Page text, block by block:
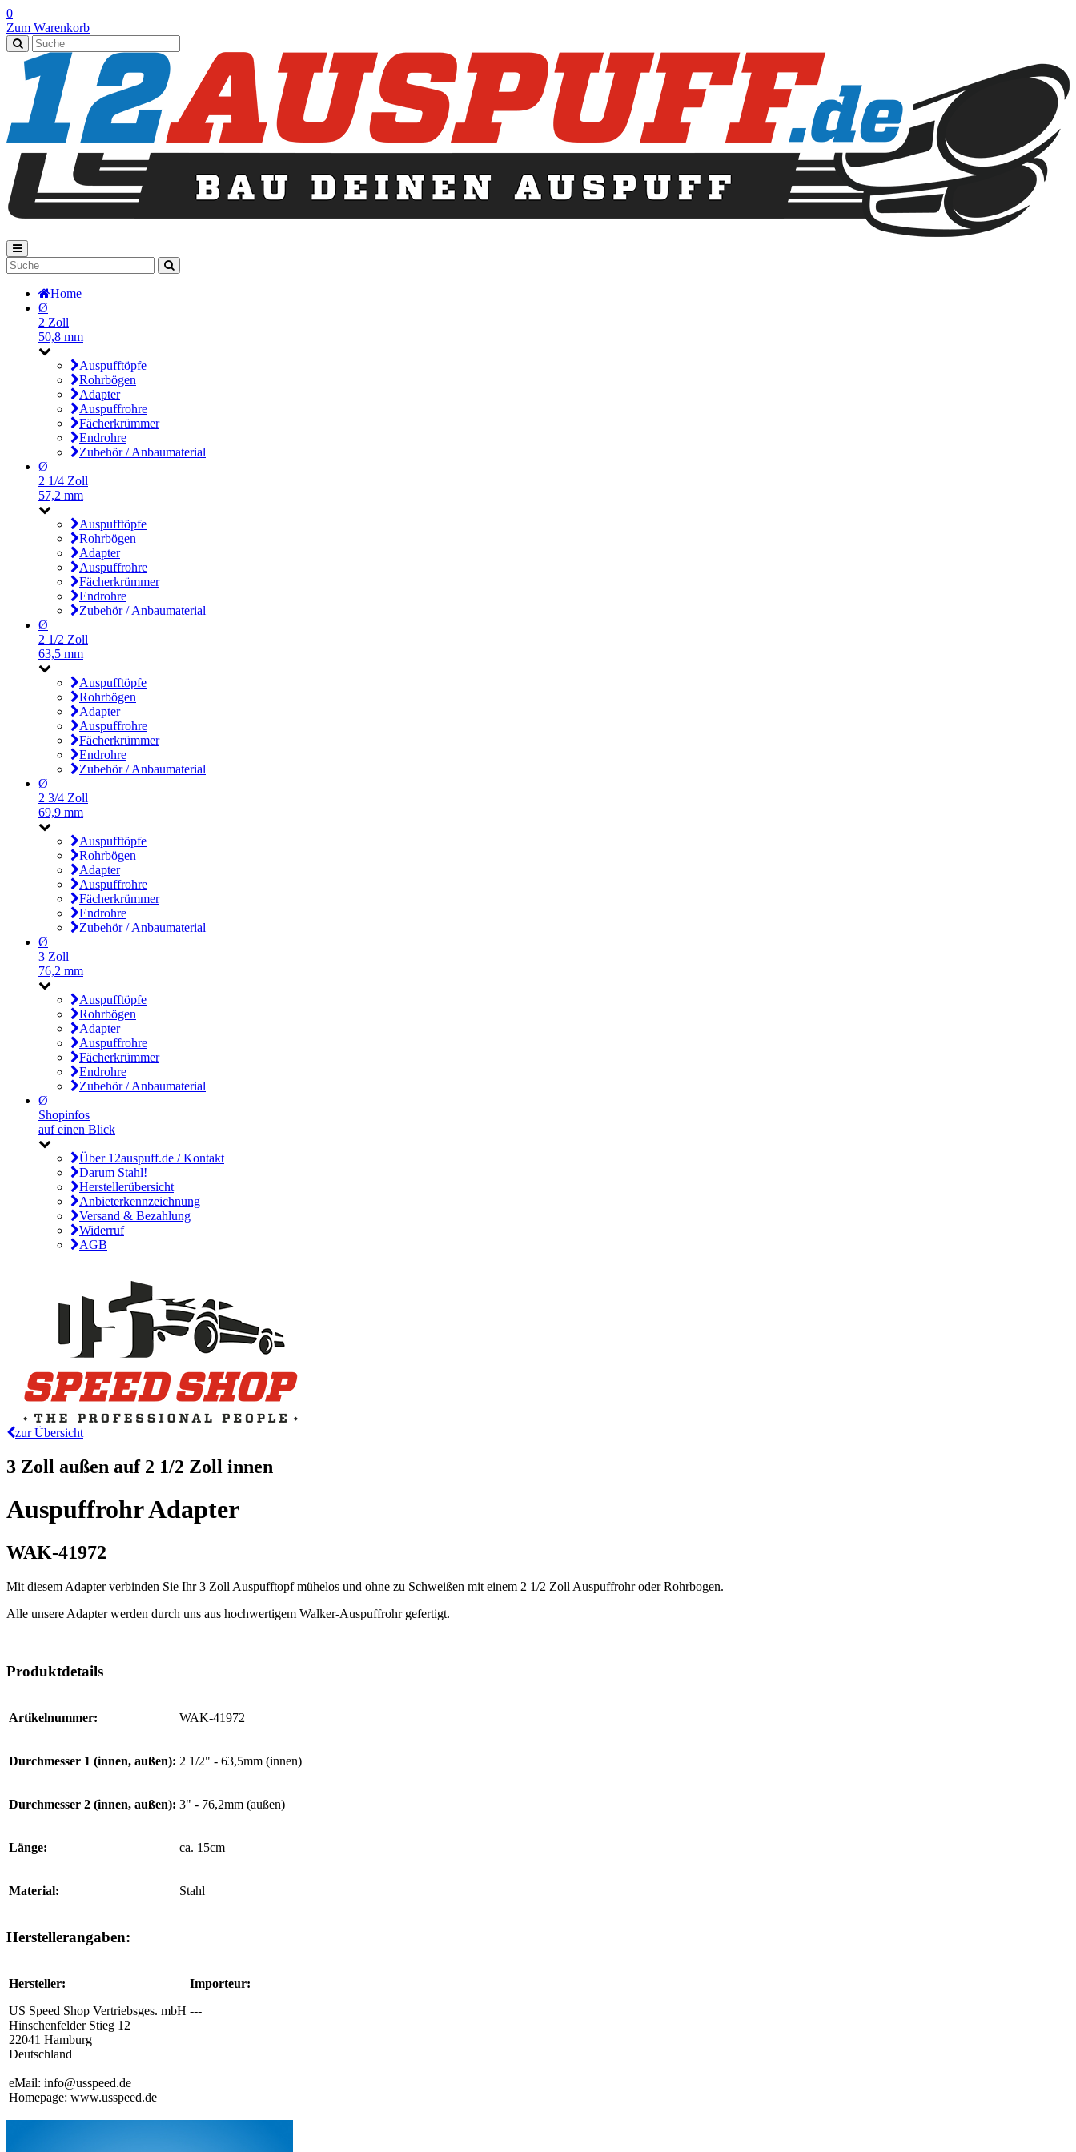
0
Zum Warenkorb
Home
Ø
2 Zoll
50,8 mm
Auspufftöpfe
Rohrbögen
Adapter
Auspuffrohre
Fächerkrümmer
Endrohre
Zubehör / Anbaumaterial
Ø
2 1/4 Zoll
57,2 mm
Auspufftöpfe
Rohrbögen
Adapter
Auspuffrohre
Fächerkrümmer
Endrohre
Zubehör / Anbaumaterial
Ø
2 1/2 Zoll
63,5 mm
Auspufftöpfe
Rohrbögen
Adapter
Auspuffrohre
Fächerkrümmer
Endrohre
Zubehör / Anbaumaterial
Ø
2 3/4 Zoll
69,9 mm
Auspufftöpfe
Rohrbögen
Adapter
Auspuffrohre
Fächerkrümmer
Endrohre
Zubehör / Anbaumaterial
Ø
3 Zoll
76,2 mm
Auspufftöpfe
Rohrbögen
Adapter
Auspuffrohre
Fächerkrümmer
Endrohre
Zubehör / Anbaumaterial
Ø
Shopinfos
auf einen Blick
Über 12auspuff.de / Kontakt
Darum Stahl!
Herstellerübersicht
Anbieterkennzeichnung
Versand & Bezahlung
Widerruf
AGB
zur Übersicht
3 Zoll außen auf 2 1/2 Zoll innen
Auspuffrohr Adapter
WAK-41972
Mit diesem Adapter verbinden Sie Ihr 3 Zoll Auspufftopf mühelos und ohne zu Schweißen mit einem 2 1/2 Zoll Auspuffrohr oder Rohrbogen.
Alle unsere Adapter werden durch uns aus hochwertigem Walker-Auspuffrohr gefertigt.
Produktdetails
Artikelnummer: WAK-41972
Durchmesser 1 (innen, außen): 2 1/2" - 63,5mm (innen)
Durchmesser 2 (innen, außen): 3" - 76,2mm (außen)
Länge: ca. 15cm
Material: Stahl
Herstellerangaben:
Hersteller:
US Speed Shop Vertriebsges. mbH
Hinschenfelder Stieg 12
22041 Hamburg
Deutschland
eMail: info@usspeed.de
Homepage: www.usspeed.de
Importeur:
---